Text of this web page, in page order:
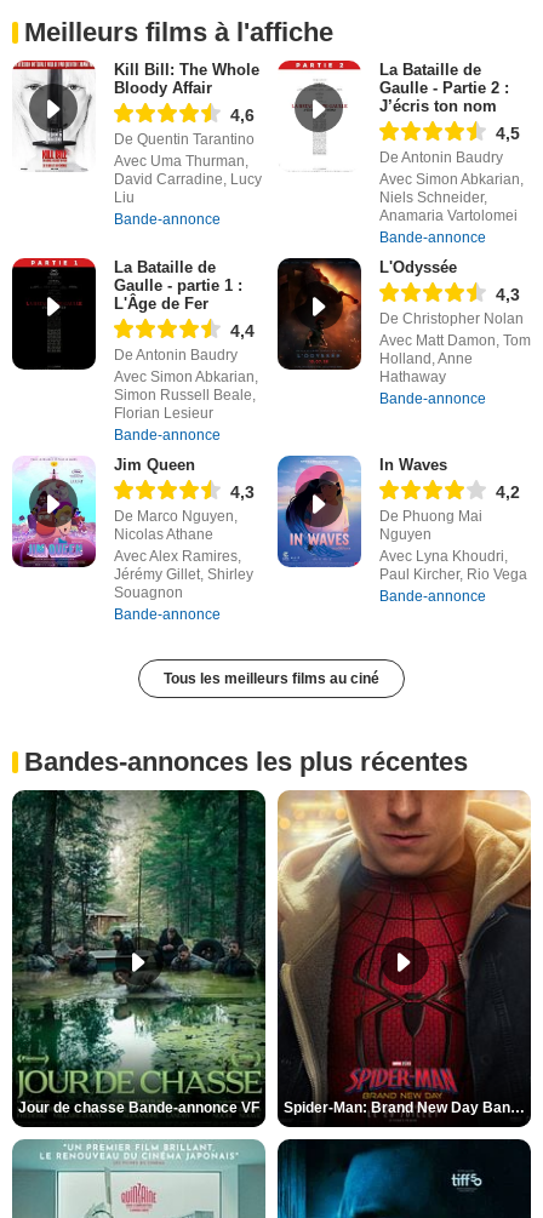
Meilleurs films à l'affiche
Kill Bill: The Whole
Bloody Affair
4,6
De Quentin Tarantino
Avec Uma Thurman,
David Carradine, Lucy
Liu
Bande-annonce
La Bataille de
Gaulle - Partie 2 :
J’écris ton nom
4,5
De Antonin Baudry
Avec Simon Abkarian,
Niels Schneider,
Anamaria Vartolomei
Bande-annonce
La Bataille de
Gaulle - partie 1 :
L'Âge de Fer
4,4
De Antonin Baudry
Avec Simon Abkarian,
Simon Russell Beale,
Florian Lesieur
Bande-annonce
L'Odyssée
4,3
De Christopher Nolan
Avec Matt Damon, Tom
Holland, Anne
Hathaway
Bande-annonce
Jim Queen
4,3
De Marco Nguyen,
Nicolas Athane
Avec Alex Ramires,
Jérémy Gillet, Shirley
Souagnon
Bande-annonce
In Waves
4,2
De Phuong Mai
Nguyen
Avec Lyna Khoudri,
Paul Kircher, Rio Vega
Bande-annonce
Tous les meilleurs films au ciné
Bandes-annonces les plus récentes
Jour de chasse Bande-annonce VF Spider-Man: Brand New Day Bande-annonce (3) VO STFR